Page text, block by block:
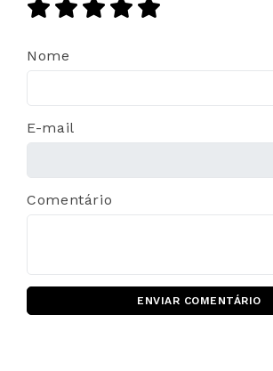
Nome
E-mail
Comentário
ENVIAR COMENTÁRIO